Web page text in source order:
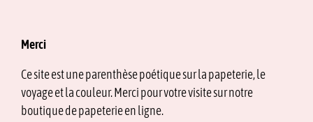
Merci
Ce site est une parenthèse poétique sur la papeterie, le
voyage et la couleur. Merci pour votre visite sur notre
boutique de papeterie en ligne.